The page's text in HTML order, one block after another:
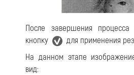
После завершения
кнопку
для применения
На данном этапе
вид: